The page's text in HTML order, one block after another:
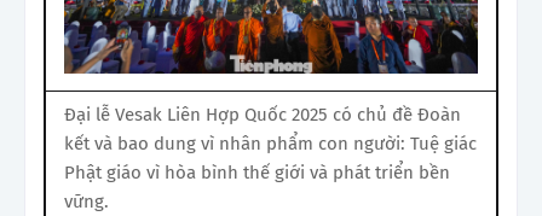
Đại lễ Vesak Liên Hợp Quốc 2025 có chủ đề Đoàn
kết và bao dung vì nhân phẩm con người: Tuệ giác
Phật giáo vì hòa bình thế giới và phát triển bền
vững.